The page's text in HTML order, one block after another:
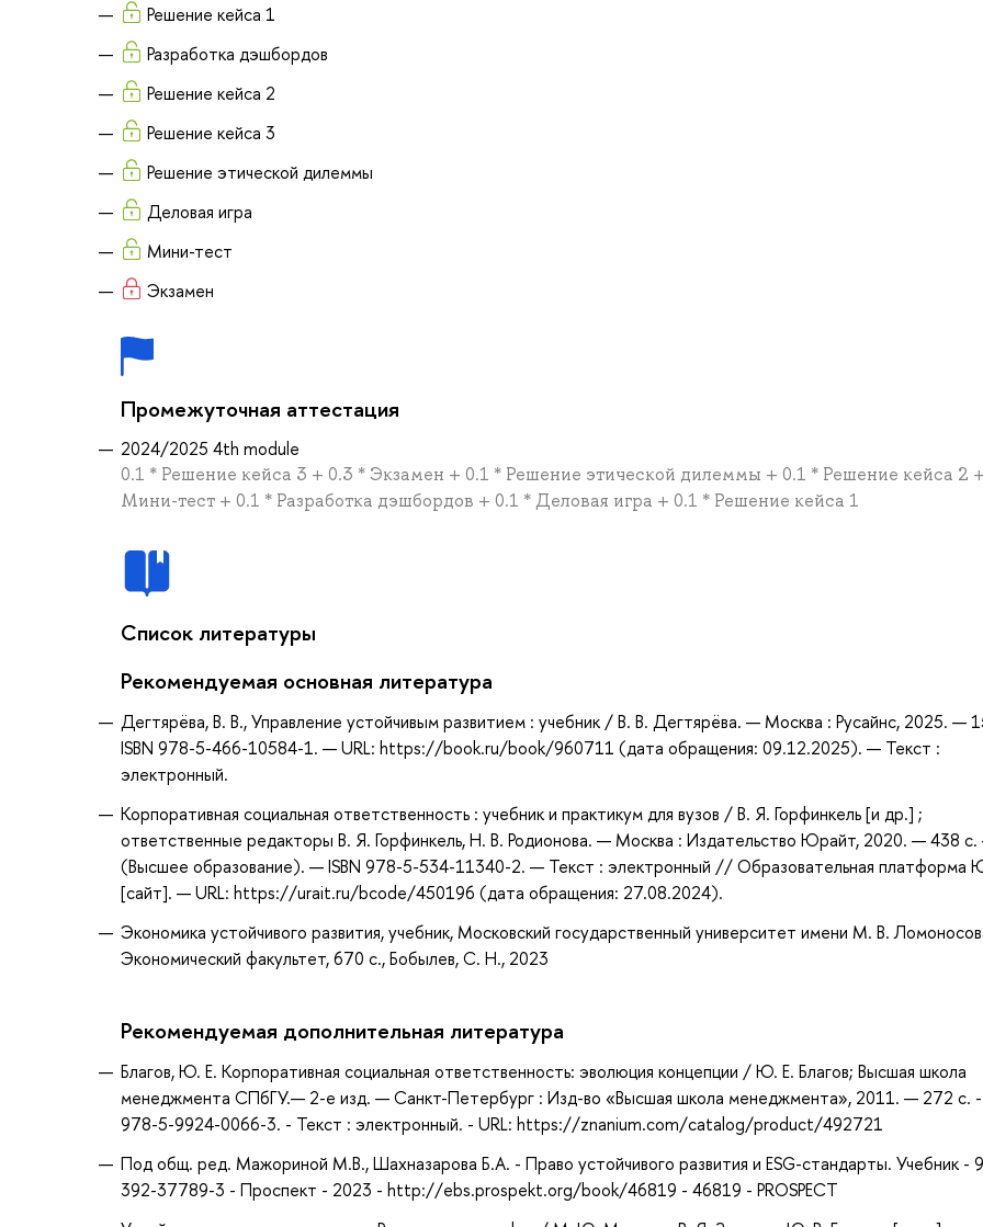
Решение кейса 1
Разработка дэшбордов
Решение кейса 2
Решение кейса 3
Решение этической дилеммы
Деловая игра
Мини-тест
Экзамен
Промежуточная аттестация
2024/2025 4th module
0.1 * Решение кейса 3 + 0.3 * Экзамен + 0.1 * Решение этической дилеммы + 0.1 * Решение кейса 2
Мини-тест + 0.1 * Разработка дэшбордов + 0.1 * Деловая игра + 0.1 * Решение кейса 1
Список литературы
Рекомендуемая основная литература
Дегтярёва, В. В., Управление устойчивым развитием : учебник / В. В. Дегтярёва. — Москва : Русайнс, 2025. —
ISBN 978-5-466-10584-1. — URL: https://book.ru/book/960711 (дата обращения: 09.12.2025). — Текст :
электронный.
Корпоративная социальная ответственность : учебник и практикум для вузов / В. Я. Горфинкель [и др.] ;
ответственные редакторы В. Я. Горфинкель, Н. В. Родионова. — Москва : Издательство Юрайт, 2020. — 438
(Высшее образование). — ISBN 978-5-534-11340-2. — Текст : электронный // Образовательная платформа
[сайт]. — URL: https://urait.ru/bcode/450196 (дата обращения: 27.08.2024).
Экономика устойчивого развития, учебник, Московский государственный университет имени М. В.
Экономический факультет, 670 с., Бобылев, С. Н., 2023
Рекомендуемая дополнительная литература
Благов, Ю. Е. Корпоративная социальная ответственность: эволюция концепции / Ю. Е. Благов; Высшая школа
менеджмента СПбГУ.— 2-е изд. — Санкт-Петербург : Изд-во «Высшая школа менеджмента», 2011. — 272 с. -
978-5-9924-0066-3. - Текст : электронный. - URL: https://znanium.com/catalog/product/492721
Под общ. ред. Мажориной М.В., Шахназарова Б.А. - Право устойчивого развития и ESG-стандарты. Учебник -
392-37789-3 - Проспект - 2023 - http://ebs.prospekt.org/book/46819 - 46819 - PROSPECT